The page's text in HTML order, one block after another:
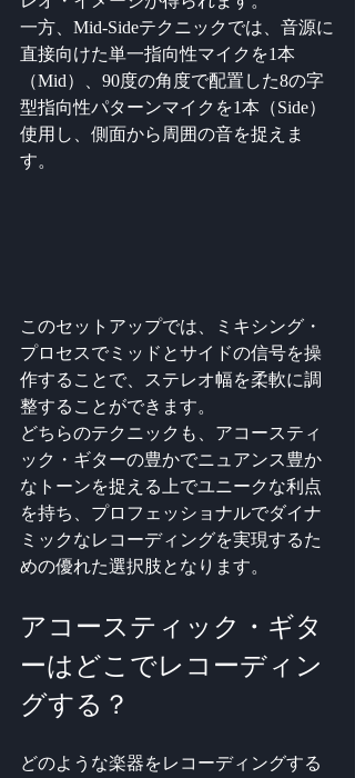
一方、Mid-Sideテクニックでは、音源に
直接向けた単一指向性マイクを1本
（Mid）、90度の角度で配置した8の字
型指向性パターンマイクを1本（Side）
使用し、側面から周囲の音を捉えま
す。
このセットアップでは、ミキシング・
プロセスでミッドとサイドの信号を操
作することで、ステレオ幅を柔軟に調
整することができます。
どちらのテクニックも、アコースティ
ック・ギターの豊かでニュアンス豊か
なトーンを捉える上でユニークな利点
を持ち、プロフェッショナルでダイナ
ミックなレコーディングを実現するた
めの優れた選択肢となります。
アコースティック・ギタ
ーはどこでレコーディン
グする？
どのような楽器をレコーディングする